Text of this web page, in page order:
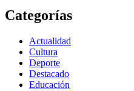
Categorías
Actualidad
Cultura
Deporte
Destacado
Educación